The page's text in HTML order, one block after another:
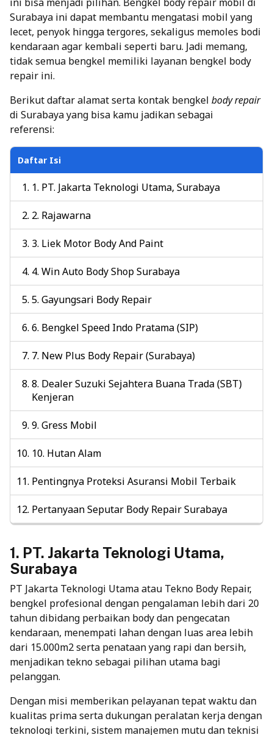
Surabaya ini dapat membantu mengatasi mobil yang
lecet, penyok hingga tergores, sekaligus memoles bodi
kendaraan agar kembali seperti baru. Jadi memang,
tidak semua bengkel memiliki layanan bengkel body
repair ini.
Berikut daftar alamat serta kontak bengkel body repair
di Surabaya yang bisa kamu jadikan sebagai
referensi:
Daftar Isi
1. PT. Jakarta Teknologi Utama, Surabaya
2. Rajawarna
3. Liek Motor Body And Paint
4. Win Auto Body Shop Surabaya
5. Gayungsari Body Repair
6. Bengkel Speed Indo Pratama (SIP)
7. New Plus Body Repair (Surabaya)
8. Dealer Suzuki Sejahtera Buana Trada (SBT)
Kenjeran
9. Gress Mobil
10. Hutan Alam
Pentingnya Proteksi Asuransi Mobil Terbaik
Pertanyaan Seputar Body Repair Surabaya
1. PT. Jakarta Teknologi Utama,
Surabaya
PT Jakarta Teknologi Utama atau Tekno Body Repair,
bengkel profesional dengan pengalaman lebih dari 20
tahun dibidang perbaikan body dan pengecatan
kendaraan, menempati lahan dengan luas area lebih
dari 15.000m2 serta penataan yang rapi dan bersih,
menjadikan tekno sebagai pilihan utama bagi
pelanggan.
Dengan misi memberikan pelayanan tepat waktu dan
kualitas prima serta dukungan peralatan kerja dengan
teknologi terkini, sistem manajemen mutu dan teknisi